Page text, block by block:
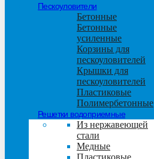
Пескоуловители
Бетонные
Бетонные
усиленные
Корзины для
пескоуловителей
Крышки для
пескоуловителей
Пластиковые
Полимербетонные
Решетки водоприемные
Из нержавеющей
стали
Медные
Пластиковые